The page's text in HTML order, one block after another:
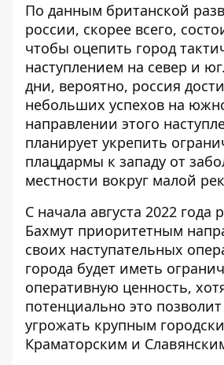
По данным британской
россии, скорее всего,
чтобы оцепить город
наступлением на север и
дни, вероятно, россия
небольших успехов на
направлении этого
планирует укрепить
плацдармы к западу от
местности вокруг малой
С начала августа 2022 года
Бахмут приоритетным
своих наступательных
города будет иметь
оперативную ценность,
потенциально это
угрожать крупным
Краматорским и